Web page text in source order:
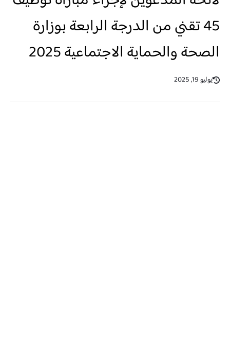
45 تقني من الدرجة الرابعة بوزارة
الصحة والحماية الاجتماعية 2025
يوليو 19, 2025